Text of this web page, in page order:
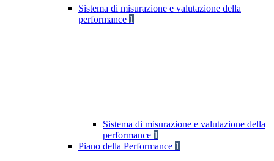
Sistema di misurazione e valutazione della
performance 1
Sistema di misurazione e valutazione della
performance 1
Piano della Performance 1